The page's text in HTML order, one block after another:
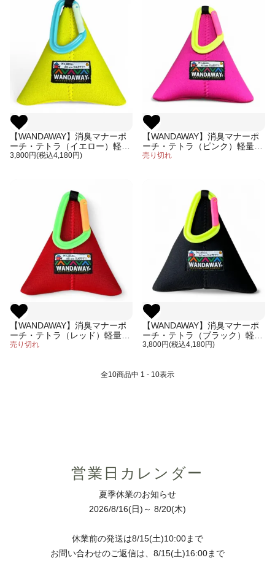
【WANDAWAY】消臭マナーポ
ーチ・テトラ（イエロー）軽量
で伸縮性・防水性・耐久性に優
3,800円(税込4,180円)
【WANDAWAY】消臭マナーポ
ーチ・テトラ（ピンク）軽量で
伸縮性・防水性・耐久性に優れ
売り切れ
【WANDAWAY】消臭マナーポ
ーチ・テトラ（レッド）軽量で
伸縮性・防水性・耐久性に優れ
売り切れ
【WANDAWAY】消臭マナーポ
ーチ・テトラ（ブラック）軽量
で伸縮性・防水性・耐久性に優
3,800円(税込4,180円)
全10商品中 1 - 10表示
営業日カレンダー
夏季休業のお知らせ
2026/8/16(日)～ 8/20(木)
休業前の発送は8/15(土)10:00まで
お問い合わせのご返信は、8/15(土)16:00まで